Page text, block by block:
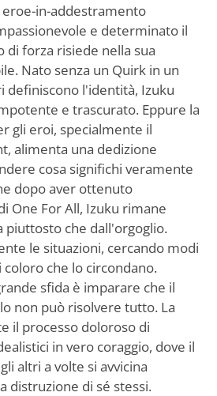
in-addestramento
e determinato il
di forza risiede nella sua
Nato senza un Quirk in un
definiscono l'identità, Izuku
e trascurato. Eppure la
gli eroi, specialmente il
alimenta una dedizione
cosa significhi veramente
dopo aver ottenuto
One For All, Izuku rimane
piuttosto che dall'orgoglio.
le situazioni, cercando modi
che lo circondano.
sfida è imparare che il
non può risolvere tutto. La
il processo doloroso di
in vero coraggio, dove il
altri a volte si avvicina
distruzione di sé stessi.